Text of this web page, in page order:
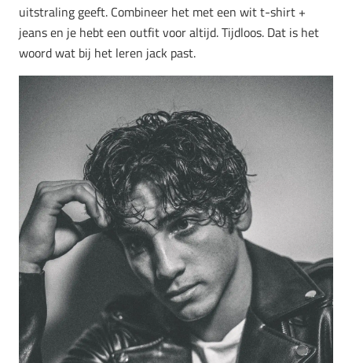
uitstraling geeft. Combineer het met een wit t-shirt +
jeans en je hebt een outfit voor altijd. Tijdloos. Dat is het
woord wat bij het leren jack past.